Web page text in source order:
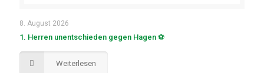
8. August 2026
1. Herren unentschieden gegen Hagen ⚽
Weiterlesen